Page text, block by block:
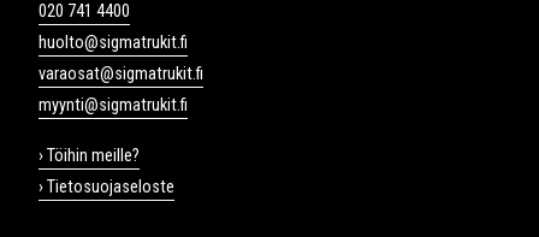
020 741 4400
huolto@sigmatrukit.fi
varaosat@sigmatrukit.fi
myynti@sigmatrukit.fi
› Töihin meille?
› Tietosuojaseloste